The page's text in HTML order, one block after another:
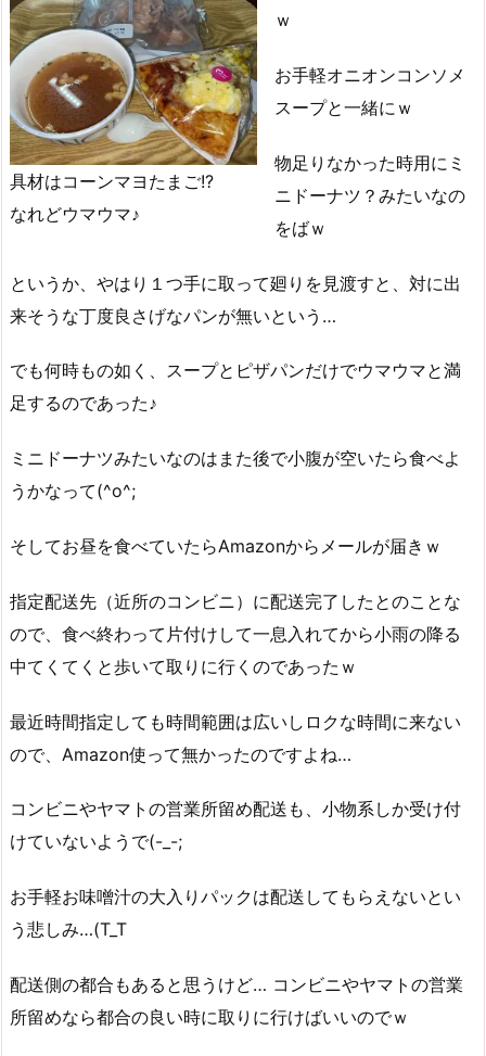
具材はコーンマヨたまご!?
なれどウマウマ♪
ｗ
お手軽オニオンコンソメ
スープと一緒にｗ
物足りなかった時用にミ
ニドーナツ？みたいなの
をばｗ
というか、やはり１つ手に取って廻りを見渡すと、対に出
来そうな丁度良さげなパンが無いという…
でも何時もの如く、スープとピザパンだけでウマウマと満
足するのであった♪
ミニドーナツみたいなのはまた後で小腹が空いたら食べよ
うかなって(^o^;
そしてお昼を食べていたらAmazonからメールが届きｗ
指定配送先（近所のコンビニ）に配送完了したとのことな
ので、食べ終わって片付けして一息入れてから小雨の降る
中てくてくと歩いて取りに行くのであったｗ
最近時間指定しても時間範囲は広いしロクな時間に来ない
ので、Amazon使って無かったのですよね…
コンビニやヤマトの営業所留め配送も、小物系しか受け付
けていないようで(-_-;
お手軽お味噌汁の大入りパックは配送してもらえないとい
う悲しみ…(T_T
配送側の都合もあると思うけど… コンビニやヤマトの営業
所留めなら都合の良い時に取りに行けばいいのでｗ